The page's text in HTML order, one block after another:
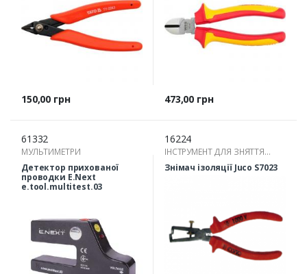
Ціна
150,00 грн Ціна
473,00 грн
61332
МУЛЬТИМЕТРИ
Детектор прихованої
проводки E.Next
e.tool.multitest.03
16224
ІНСТРУМЕНТ ДЛЯ ЗНЯТТЯ
ІЗОЛЯЦІЇ
Знімач ізоляції Juco S7023